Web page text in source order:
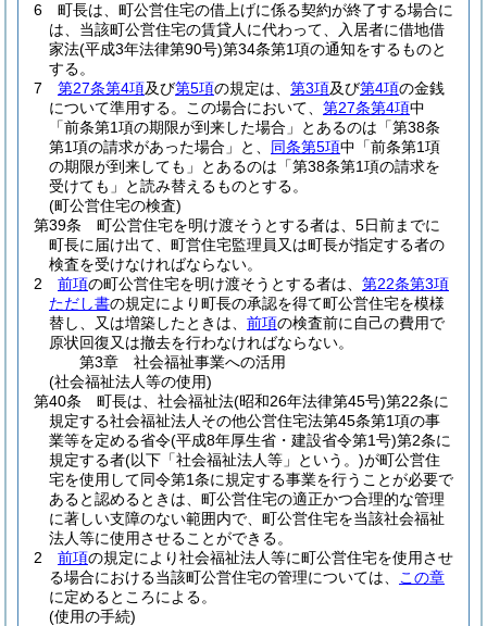
6
町長は、町公営住宅の借上げに係る契約が終了する場合に
は、当該町公営住宅の賃貸人に代わって、入居者に借地借
家法(平成3年法律第90号)第34条第1項の通知をするものと
する。
7
第27条第4項及び第5項の規定は、 第3項及び第4項の金銭
について準用する。
この場合において、 第27条第4項中
「前条第1項の期限が到来した場合」とあるのは「第38条
第1項の請求があった場合」と、 同条第5項中「前条第1項
の期限が到来しても」とあるのは「第38条第1項の請求を
受けても」と読み替えるものとする。
(町公営住宅の検査)
第39条
町公営住宅を明け渡そうとする者は、5日前までに
町長に届け出て、町営住宅監理員又は町長が指定する者の
検査を受けなければならない。
2
前項の町公営住宅を明け渡そうとする者は、 第22条第3項
ただし書の規定により町長の承認を得て町公営住宅を模様
替し、又は増築したときは、 前項の検査前に自己の費用で
原状回復又は撤去を行わなければならない。
第3章
社会福祉事業への活用
(社会福祉法人等の使用)
第40条
町長は、社会福祉法(昭和26年法律第45号)第22条に
規定する社会福祉法人その他公営住宅法第45条第1項の事
業等を定める省令(平成8年厚生省・建設省令第1号)第2条に
規定する者(以下「社会福祉法人等」という。)が町公営住
宅を使用して同令第1条に規定する事業を行うことが必要で
あると認めるときは、町公営住宅の適正かつ合理的な管理
に著しい支障のない範囲内で、町公営住宅を当該社会福祉
法人等に使用させることができる。
2
前項の規定により社会福祉法人等に町公営住宅を使用させ
る場合における当該町公営住宅の管理については、
この章
に定めるところによる。
(使用の手続)